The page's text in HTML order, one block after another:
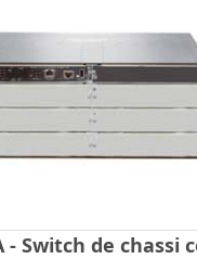
- Switch de chassi